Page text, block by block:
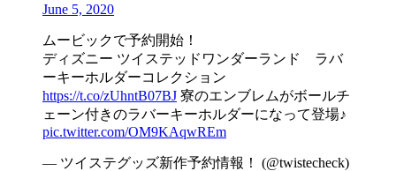
June 5, 2020
ムービックで予約開始！
ディズニー ツイステッドワンダーランド ラバ
ーキーホルダーコレクション
https://t.co/zUhntB07BJ 寮のエンブレムがボールチ
ェーン付きのラバーキーホルダーになって登場♪
pic.twitter.com/OM9KAqwREm
— ツイステグッズ新作予約情報！ (@twistecheck)